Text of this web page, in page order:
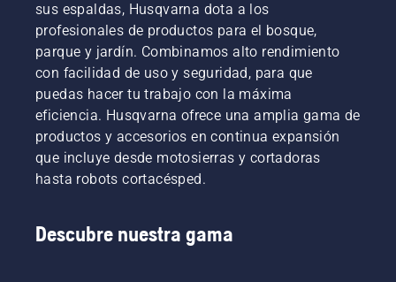
sus espaldas, Husqvarna dota a los
profesionales de productos para el bosque,
parque y jardín. Combinamos alto rendimiento
con facilidad de uso y seguridad, para que
puedas hacer tu trabajo con la máxima
eficiencia. Husqvarna ofrece una amplia gama de
productos y accesorios en continua expansión
que incluye desde motosierras y cortadoras
hasta robots cortacésped.
Descubre nuestra gama